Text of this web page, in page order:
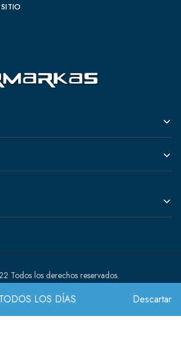
LOS DÍAS Descartar
Todos los derechos reservados.